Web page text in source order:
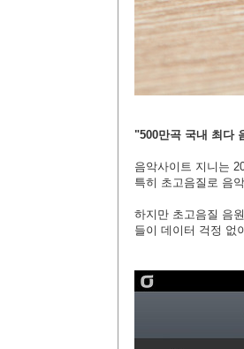
"500만곡 국내 최다
음악사이트 지니는
특히 초고음질로 음
하지만 초고음질 음
들이 데이터 걱정 없